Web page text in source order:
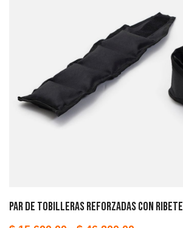
Par de Tobilleras Reforzadas con Ribete